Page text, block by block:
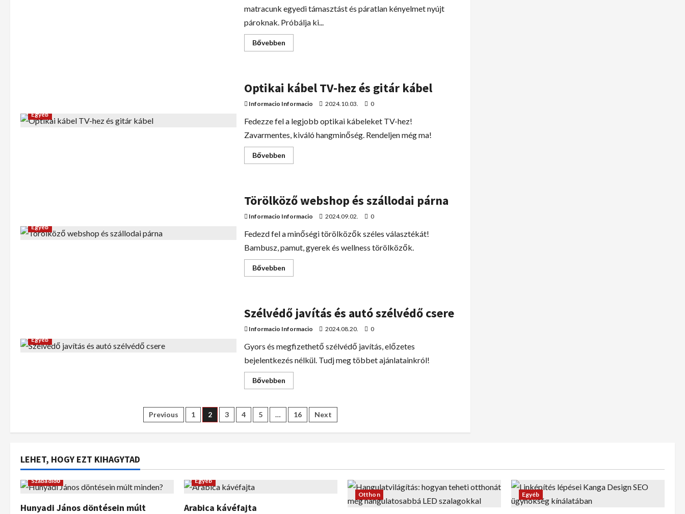
matracunk egyedi támasztást és páratlan kényelmet nyújt
pároknak. Próbálja ki...
Bővebben
Egyéb
Optikai kábel TV-hez és gitár kábel
Informacio Informacio 2024.10.03. 0
Fedezze fel a legjobb optikai kábeleket TV-hez!
Zavarmentes, kiváló hangminőség. Rendeljen még ma!
Bővebben
Egyéb
Törölköző webshop és szállodai párna
Informacio Informacio 2024.09.02. 0
Fedezd fel a minőségi törölközők széles választékát!
Bambusz, pamut, gyerek és wellness törölközők.
Bővebben
Egyéb
Szélvédő javítás és autó szélvédő csere
Informacio Informacio 2024.08.20. 0
Gyors és megfizethető szélvédő javítás, előzetes
bejelentkezés nélkül. Tudj meg többet ajánlatainkról!
Bővebben
Previous 1 2 3 4 5 … 16 Next
LEHET, HOGY EZT KIHAGYTAD
Szabadidő
Hunyadi János döntésein múlt
Egyéb
Arabica kávéfajta
Otthon Egyéb